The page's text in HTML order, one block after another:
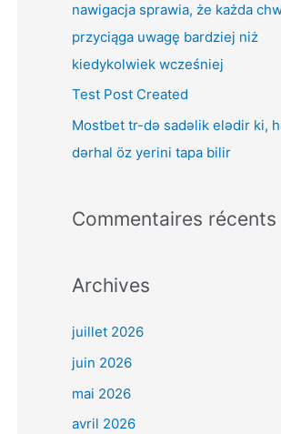
r
:
nawigacja sprawia, że każda
przyciąga uwagę bardziej niż
kiedykolwiek wcześniej
Test Post Created
Mostbet tr-də sadəlik elədir ki,
dərhal öz yerini tapa bilir
Commentaires récents
Archives
juillet 2026
juin 2026
mai 2026
avril 2026